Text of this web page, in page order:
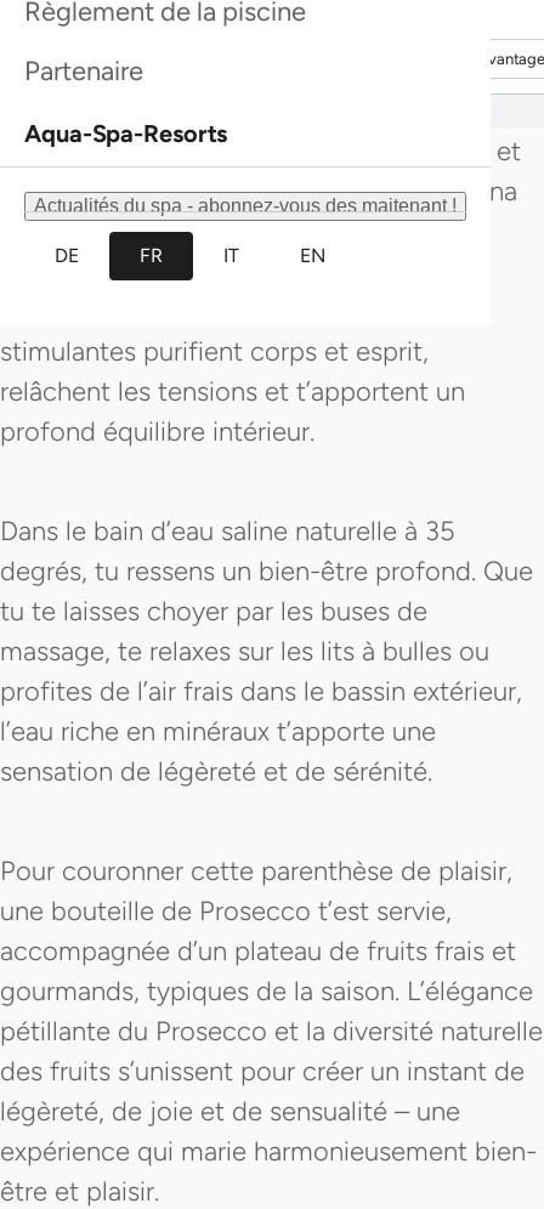
Découvrir davantage
Découvrir davantage Découvrir
Règlement de la piscine
Partenaire
Aqua-Spa-Resorts
Actualités du spa - abonnez-vous des maitenant !
DE FR IT EN
Bubbles & Fruits est ton escapade sensorielle,
Commence ta pause avec l’entrée au spa et
découvre la variété bienfaisante de la sauna
floral, du bain de vapeur aux herbes, du
gommage au sel marin et de la sauna à
stimulantes purifient corps et esprit,
relâchent les tensions et t’apportent un
profond équilibre intérieur.
Dans le bain d’eau saline naturelle à 35
degrés, tu ressens un bien-être profond. Que
tu te laisses choyer par les buses de
massage, te relaxes sur les lits à bulles ou
profites de l’air frais dans le bassin extérieur,
l’eau riche en minéraux t’apporte une
sensation de légèreté et de sérénité.
Pour couronner cette parenthèse de plaisir,
une bouteille de Prosecco t’est servie,
accompagnée d’un plateau de fruits frais et
gourmands, typiques de la saison. L’élégance
pétillante du Prosecco et la diversité naturelle
des fruits s’unissent pour créer un instant de
légèreté, de joie et de sensualité – une
expérience qui marie harmonieusement bien-
être et plaisir.